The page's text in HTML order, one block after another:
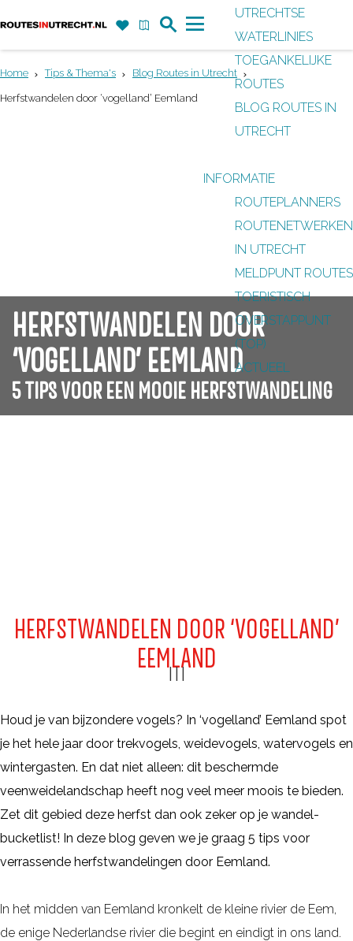
e
F
a
v
o
a
a
r
o
e
k
M
e
n
UTRECHTSE
WATERLINIES
TOEGANKELIJKE
ROUTES
BLOG ROUTES IN
UTRECHT
INFORMATIE
ROUTEPLANNERS
ROUTENETWERKEN
IN UTRECHT
MELDPUNT ROUTES
TOERISTISCH
OVERSTAPPUNT
(TOP)
ACTUEEL
Home Tips & Thema's Blog Routes in Utrecht
Herfstwandelen door ‘vogelland’ Eemland
HERFSTWANDELEN DOOR
‘VOGELLAND’ EEMLAND
5 TIPS VOOR EEN MOOIE HERFSTWANDELING
HERFSTWANDELEN DOOR ‘VOGELLAND’
EEMLAND
Houd je van bijzondere vogels? In ‘vogelland’ Eemland spot
je het hele jaar door trekvogels, weidevogels, watervogels en
wintergasten. En dat niet alleen: dit beschermde
veenweidelandschap heeft nog veel meer moois te bieden.
Zet dit gebied deze herfst dan ook zeker op je wandel-
bucketlist! In deze blog geven we je graag 5 tips voor
verrassende herfstwandelingen door Eemland.
In het midden van Eemland kronkelt de kleine rivier de Eem,
de enige Nederlandse rivier die begint en eindigt in ons land.